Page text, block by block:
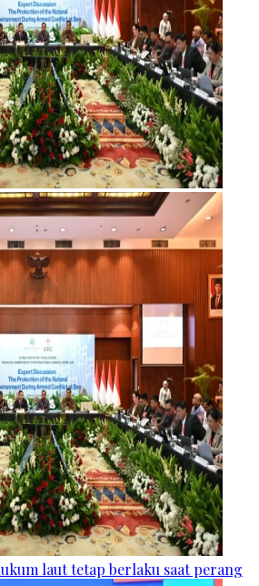
laut tetap berlaku saat perang